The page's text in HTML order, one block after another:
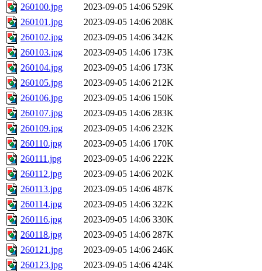
260100.jpg
2023-09-05 14:06 529K
260101.jpg
2023-09-05 14:06 208K
260102.jpg
2023-09-05 14:06 342K
260103.jpg
2023-09-05 14:06 173K
260104.jpg
2023-09-05 14:06 173K
260105.jpg
2023-09-05 14:06 212K
260106.jpg
2023-09-05 14:06 150K
260107.jpg
2023-09-05 14:06 283K
260109.jpg
2023-09-05 14:06 232K
260110.jpg
2023-09-05 14:06 170K
260111.jpg
2023-09-05 14:06 222K
260112.jpg
2023-09-05 14:06 202K
260113.jpg
2023-09-05 14:06 487K
260114.jpg
2023-09-05 14:06 322K
260116.jpg
2023-09-05 14:06 330K
260118.jpg
2023-09-05 14:06 287K
260121.jpg
2023-09-05 14:06 246K
260123.jpg
2023-09-05 14:06 424K